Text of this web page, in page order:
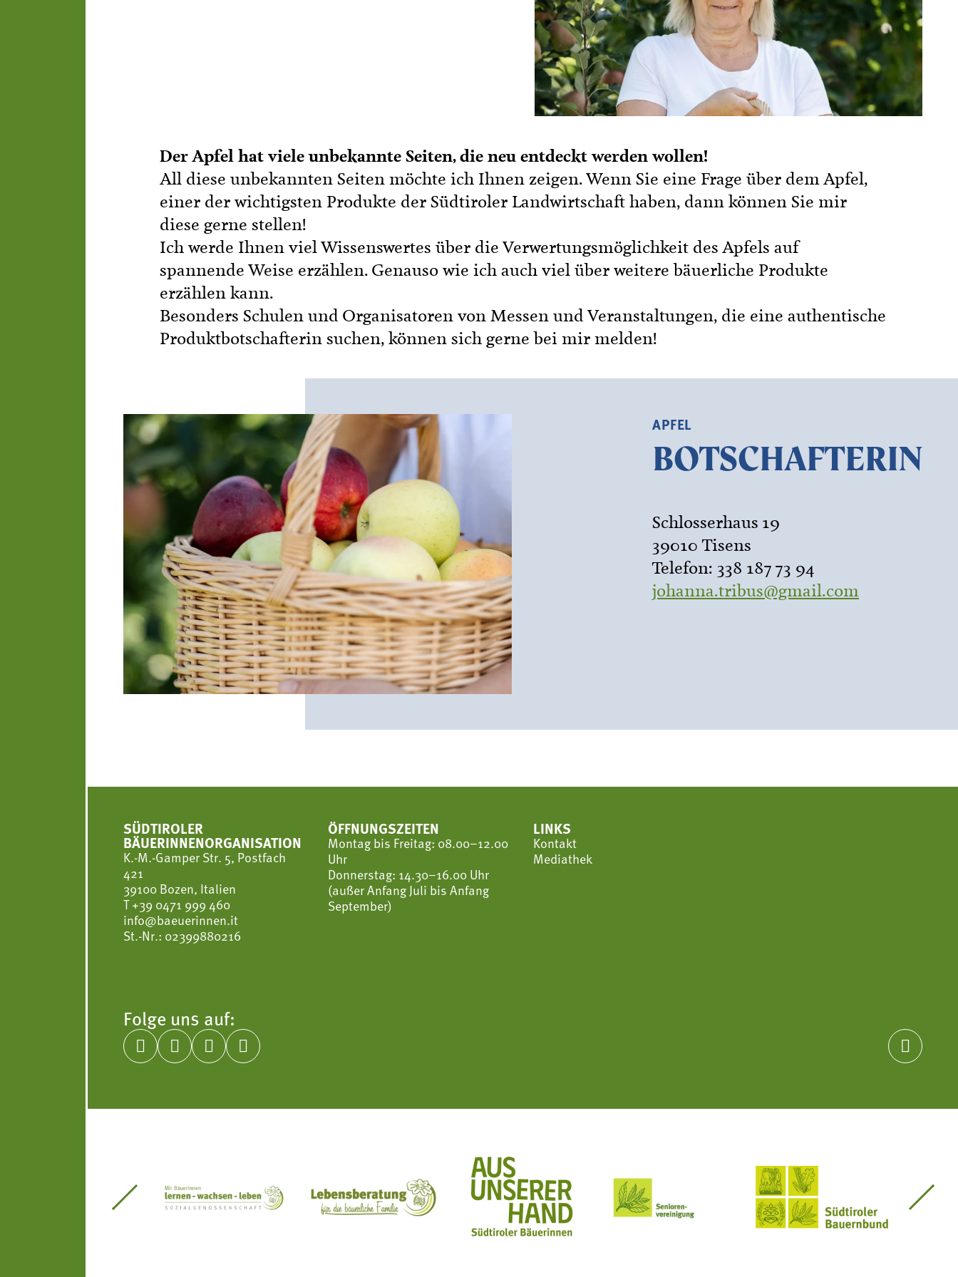
Termine 
Mitgliedschaft
Landessekretariat
Bäuerliche Buffets
Hofgeschichten
Der Apfel hat viele unbekannte Seiten, die neu entdeckt werden wollen!
All diese unbekannten Seiten möchte ich Ihnen zeigen. Wenn Sie eine Frage über dem Apfel,
einer der wichtigsten Produkte der Südtiroler Landwirtschaft haben, dann können Sie mir
diese gerne stellen!
Ich werde Ihnen viel Wissenswertes über die Verwertungsmöglichkeit des Apfels auf
spannende Weise erzählen. Genauso wie ich auch viel über weitere bäuerliche Produkte
erzählen kann.
Besonders Schulen und Organisatoren von Messen und Veranstaltungen, die eine authentische
Produktbotschafterin suchen, können sich gerne bei mir melden!
APFEL
BOTSCHAFTERIN
Schlosserhaus 19
39010 Tisens
Telefon: 338 187 73 94
johanna.tribus@gmail.com
SÜDTIROLER
BÄUERINNENORGANISATION
K.-M.-Gamper Str. 5, Postfach
421
39100 Bozen, Italien
T+39 0471 999 460
info@baeuerinnen.it
St.-Nr.: 02399880216
ÖFFNUNGSZEITEN
Montag bis Freitag: 08.00–12.00
Uhr
Donnerstag: 14.30–16.00 Uhr
(außer Anfang Juli bis Anfang
September)
LINKS
Kontakt
Mediathek
Folge uns auf:
    
Südtiroler Gärtnervereinigung Sozialgenossenschaft Mit Bäuerinnen lernen - wachsen - leben
Lebensberatung für die bäuerliche Familie
Aus unserer Hand Seniorenvereinigung im SBB Südtiroler Bauernbund